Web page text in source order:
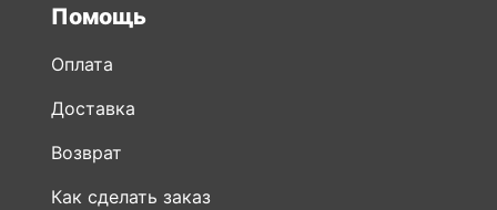
Помощь
Оплата
Доставка
Возврат
Как сделать заказ